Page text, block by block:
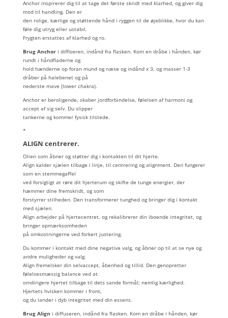
Anchor inspirerer dig til at tage det første skridt med klarhed, og giver dig
mod til handling. Den er
den rolige, kærlige og støttende hånd i ryggen til de øjeblikke, hvor du kan
føle dig utryg eller ustabil.
Frygten erstattes af klarhed og ro.
Brug Anchori diffiseren, indånd fra flasken. Kom en dråbe i hånden, kør
rundt i håndfladerne og
hold hænderne op foran mund og næse og indånd x 3, og masser 1-3
dråber på halebenet og på
nederste mave (lower chakra).
Anchor er beroligende, skaber jordforbindelse, følelsen af harmoni og
accept af sig selv. Du slipper
tankerne og kommer fysisk tilstede.
*
ALIGN centrerer.
Olien som åbner og støtter dig i kontakten til dit hjerte.
Align kalder sjælen tilbage i linje, til centrering og alignment. Den fungerer
som en stemmegaffel
ved forsigtigt at røre dit hjerterum og skifte de tunge energier, der
hæmmer dine fremskridt, og som
forstyrrer stilheden. Den transformerer tunghed og bringer dig i kontakt
med sjælen.
Align arbejder på hjertecentret, og rekalibrerer din iboende integritet, og
bringer opmærksomheden
på omkostningerne ved forkert justering.
Du kommer i kontakt med dine negative valg, og åbner op til at se nye og
andre muligheder og valg.
Align fremelsker din selvaccept, åbenhed og tillid. Den genopretter
følelsesmæssig balance ved at
omdirigere hjertet tilbage til dets sande formål; nemlig kærlighed.
Hjertets hvisken kommer i front,
og du lander i dyb integritet med din essens.
Brug Align i diffuseren, indånd fra flasken. Kom en dråbe i hånden, kør